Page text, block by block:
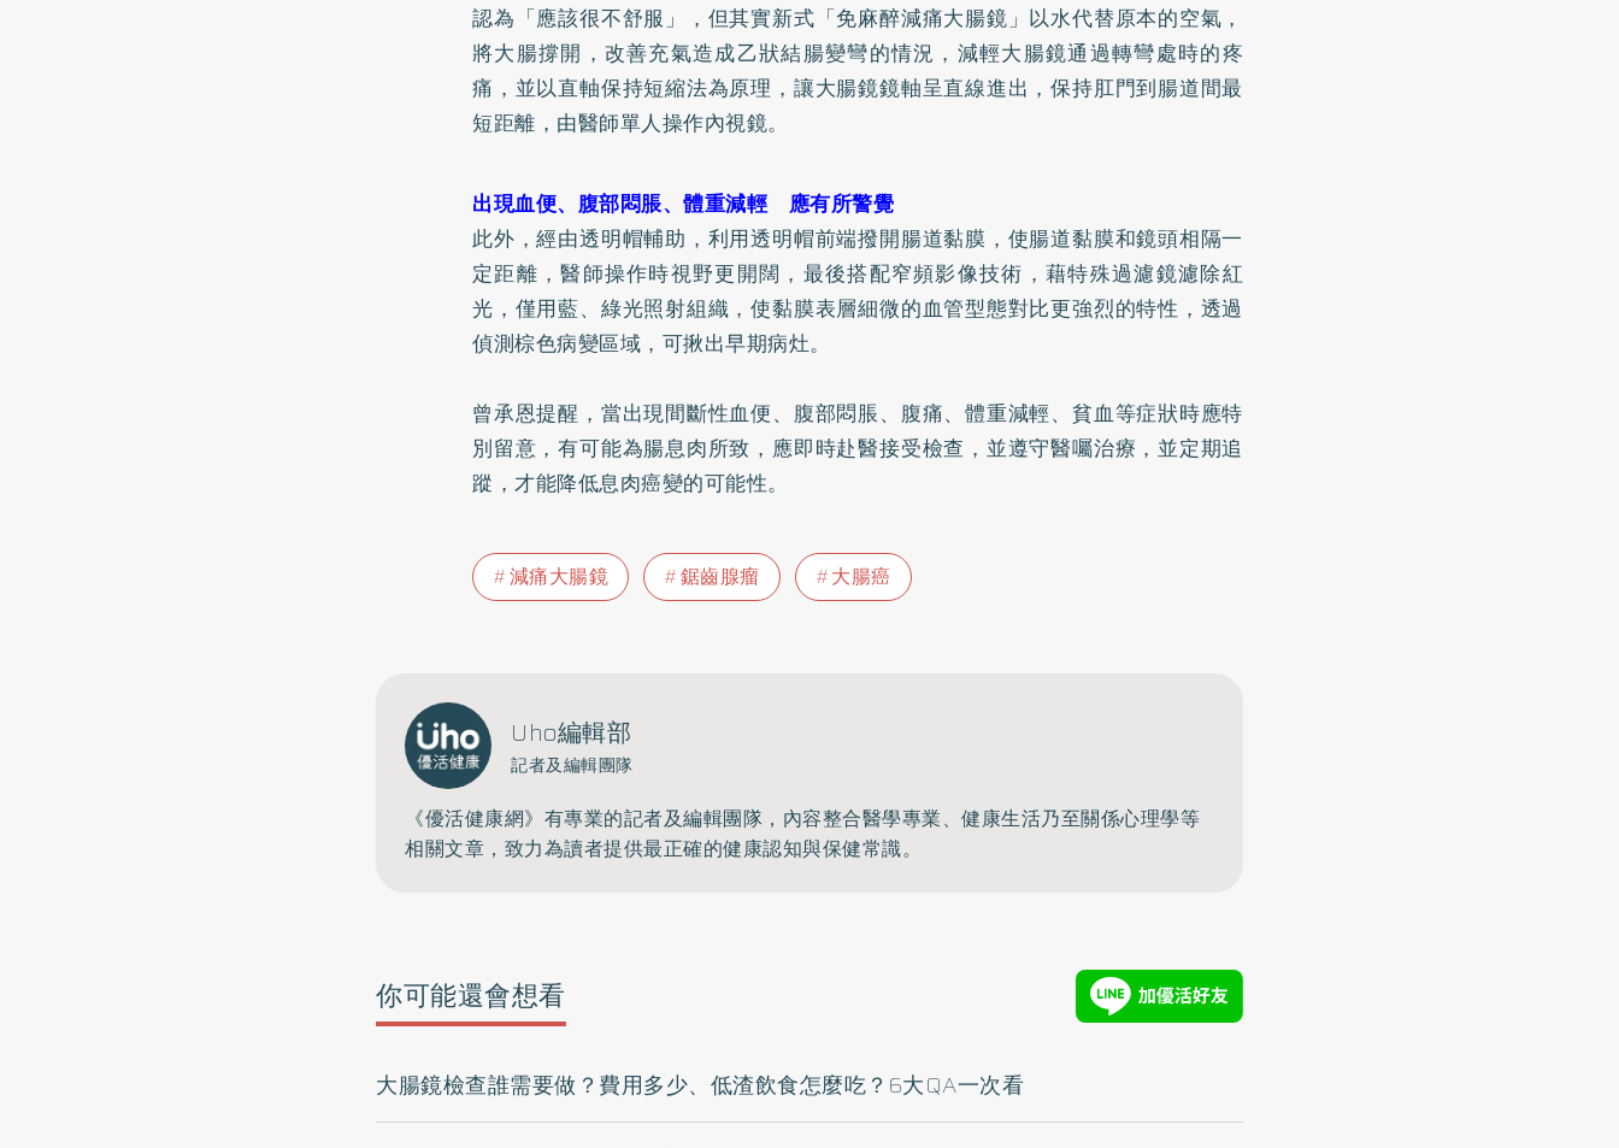
認為「應該很不舒服」，但其實新式「免麻醉減痛大腸鏡」以水代替原本的空氣，
將大腸撐開，改善充氣造成乙狀結腸變彎的情況，減輕大腸鏡通過轉彎處時的疼
痛，並以直軸保持短縮法為原理，讓大腸鏡鏡軸呈直線進出，保持肛門到腸道間最
短距離，由醫師單人操作內視鏡。
出現血便、腹部悶脹、體重減輕 應有所警覺
此外，經由透明帽輔助，利用透明帽前端撥開腸道黏膜，使腸道黏膜和鏡頭相隔一
定距離，醫師操作時視野更開闊，最後搭配窄頻影像技術，藉特殊過濾鏡濾除紅
光，僅用藍、綠光照射組織，使黏膜表層細微的血管型態對比更強烈的特性，透過
偵測棕色病變區域，可揪出早期病灶。
曾承恩提醒，當出現間斷性血便、腹部悶脹、腹痛、體重減輕、貧血等症狀時應特
別留意，有可能為腸息肉所致，應即時赴醫接受檢查，並遵守醫囑治療，並定期追
蹤，才能降低息肉癌變的可能性。
減痛大腸鏡 鋸齒腺瘤 大腸癌
Uho編輯部
記者及編輯團隊
《優活健康網》有專業的記者及編輯團隊，內容整合醫學專業、健康生活乃至關係心理學等
相關文章，致力為讀者提供最正確的健康認知與保健常識。
你可能還會想看
大腸鏡檢查誰需要做？費用多少、低渣飲食怎麼吃？6大QA一次看